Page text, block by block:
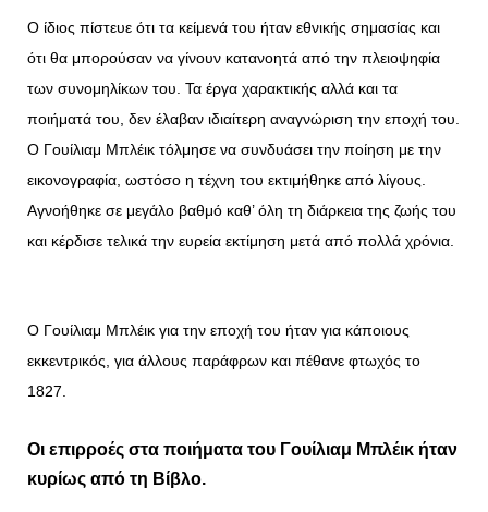
Ο ίδιος πίστευε ότι τα κείμενά του ήταν εθνικής σημασίας και
ότι θα μπορούσαν να γίνουν κατανοητά από την πλειοψηφία
των συνομηλίκων του. Τα έργα χαρακτικής αλλά και τα
ποιήματά του, δεν έλαβαν ιδιαίτερη αναγνώριση την εποχή του.
Ο Γουίλιαμ Μπλέικ τόλμησε να συνδυάσει την ποίηση με την
εικονογραφία, ωστόσο η τέχνη του εκτιμήθηκε από λίγους.
Αγνοήθηκε σε μεγάλο βαθμό καθ’ όλη τη διάρκεια της ζωής του
και κέρδισε τελικά την ευρεία εκτίμηση μετά από πολλά χρόνια.
Ο Γουίλιαμ Μπλέικ για την εποχή του ήταν για κάποιους
εκκεντρικός, για άλλους παράφρων και πέθανε φτωχός το
1827.
Οι επιρροές στα ποιήματα του Γουίλιαμ Μπλέικ ήταν
κυρίως από τη Βίβλο.